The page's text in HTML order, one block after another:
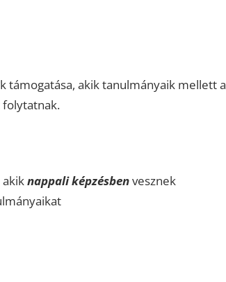
támogatása, akik tanulmányaik mellett a
nappali képzésbenvesznek